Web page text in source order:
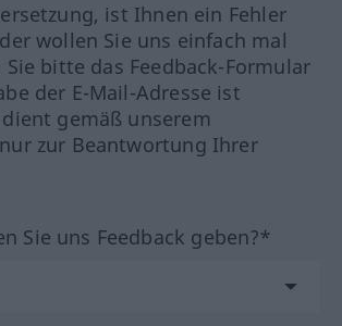
ist Ihnen ein Fehler
wollen Sie uns einfach mal
Sie bitte das Feedback-Formular
der E-Mail-Adresse ist
gemäß unserem
zur Beantwortung Ihrer
Sie uns Feedback geben?*